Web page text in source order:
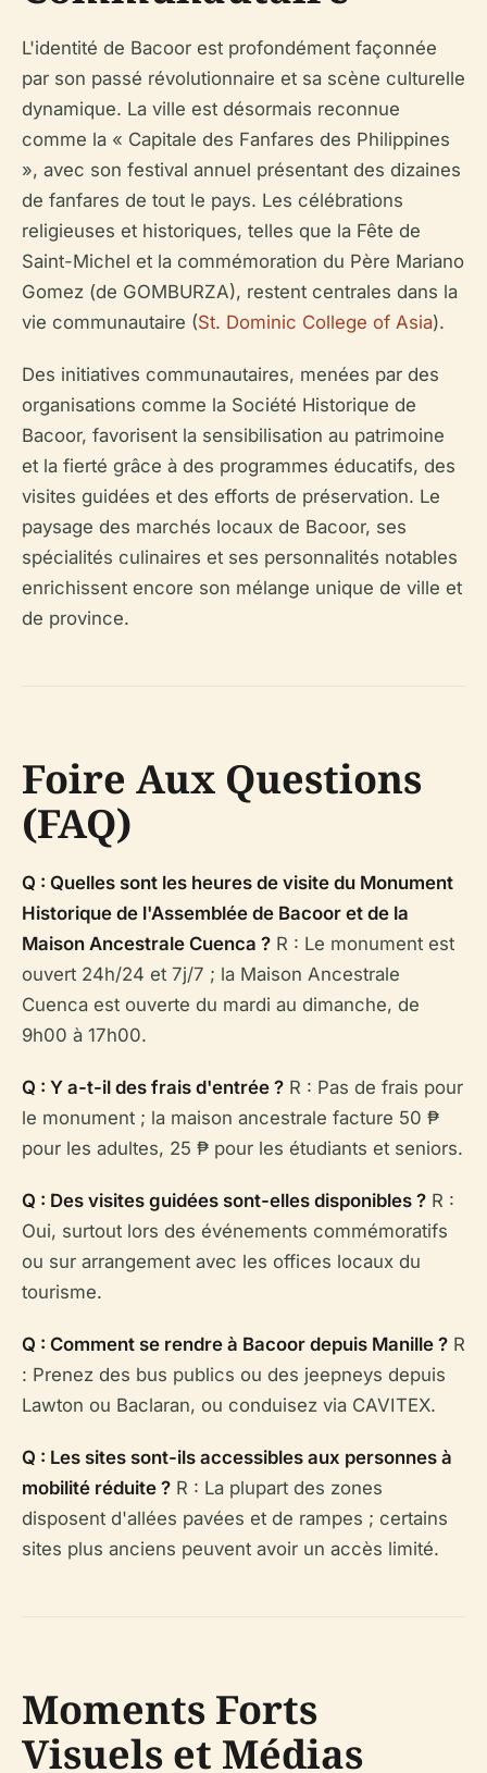
L'identité de Bacoor est profondément façonnée
par son passé révolutionnaire et sa scène culturelle
dynamique. La ville est désormais reconnue
comme la « Capitale des Fanfares des Philippines
», avec son festival annuel présentant des dizaines
de fanfares de tout le pays. Les célébrations
religieuses et historiques, telles que la Fête de
Saint-Michel et la commémoration du Père Mariano
Gomez (de GOMBURZA), restent centrales dans la
vie communautaire (St. Dominic College of Asia).
Des initiatives communautaires, menées par des
organisations comme la Société Historique de
Bacoor, favorisent la sensibilisation au patrimoine
et la fierté grâce à des programmes éducatifs, des
visites guidées et des efforts de préservation. Le
paysage des marchés locaux de Bacoor, ses
spécialités culinaires et ses personnalités notables
enrichissent encore son mélange unique de ville et
de province.
Foire Aux Questions
(FAQ)
Q : Quelles sont les heures de visite du Monument
Historique de l'Assemblée de Bacoor et de la
Maison Ancestrale Cuenca ? R : Le monument est
ouvert 24h/24 et 7j/7 ; la Maison Ancestrale
Cuenca est ouverte du mardi au dimanche, de
9h00 à 17h00.
Q : Y a-t-il des frais d'entrée ? R : Pas de frais pour
le monument ; la maison ancestrale facture 50 ₱
pour les adultes, 25 ₱ pour les étudiants et seniors.
Q : Des visites guidées sont-elles disponibles ? R :
Oui, surtout lors des événements commémoratifs
ou sur arrangement avec les offices locaux du
tourisme.
Q : Comment se rendre à Bacoor depuis Manille ? R
: Prenez des bus publics ou des jeepneys depuis
Lawton ou Baclaran, ou conduisez via CAVITEX.
Q : Les sites sont-ils accessibles aux personnes à
mobilité réduite ? R : La plupart des zones
disposent d'allées pavées et de rampes ; certains
sites plus anciens peuvent avoir un accès limité.
Moments Forts
Visuels et Médias